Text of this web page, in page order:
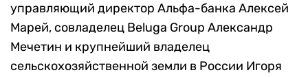
управляющий директор Альфа-банка Алексей
Марей, совладелец Beluga Group Александр
Мечетин и крупнейший владелец
сельскохозяйственной земли в России Игоря